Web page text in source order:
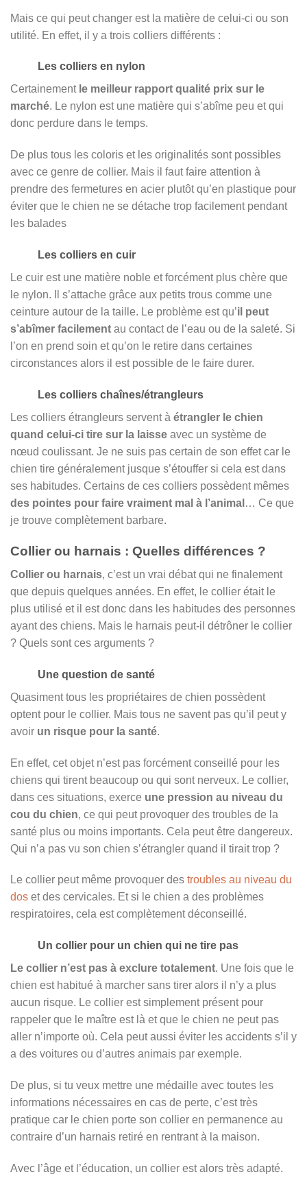
Mais ce qui peut changer est la matière de celui-ci ou son
utilité. En effet, il y a trois colliers différents :
Les colliers en nylon
Certainement le meilleur rapport qualité prix sur le
marché. Le nylon est une matière qui s’abîme peu et qui
donc perdure dans le temps.
De plus tous les coloris et les originalités sont possibles
avec ce genre de collier. Mais il faut faire attention à
prendre des fermetures en acier plutôt qu’en plastique pour
éviter que le chien ne se détache trop facilement pendant
les balades
Les colliers en cuir
Le cuir est une matière noble et forcément plus chère que
le nylon. Il s’attache grâce aux petits trous comme une
ceinture autour de la taille. Le problème est qu’il peut
s’abîmer facilement au contact de l’eau ou de la saleté. Si
l’on en prend soin et qu’on le retire dans certaines
circonstances alors il est possible de le faire durer.
Les colliers chaînes/étrangleurs
Les colliers étrangleurs servent à étrangler le chien
quand celui-ci tire sur la laisse avec un système de
nœud coulissant. Je ne suis pas certain de son effet car le
chien tire généralement jusque s’étouffer si cela est dans
ses habitudes. Certains de ces colliers possèdent mêmes
des pointes pour faire vraiment mal à l’animal … Ce que
je trouve complètement barbare.
Collier ou harnais : Quelles différences ?
Collier ou harnais, c’est un vrai débat qui ne finalement
que depuis quelques années. En effet, le collier était le
plus utilisé et il est donc dans les habitudes des personnes
ayant des chiens. Mais le harnais peut-il détrôner le collier
? Quels sont ces arguments ?
Une question de santé
Quasiment tous les propriétaires de chien possèdent
optent pour le collier. Mais tous ne savent pas qu’il peut y
avoir un risque pour la santé.
En effet, cet objet n’est pas forcément conseillé pour les
chiens qui tirent beaucoup ou qui sont nerveux. Le collier,
dans ces situations, exerce une pression au niveau du
cou du chien, ce qui peut provoquer des troubles de la
santé plus ou moins importants. Cela peut être dangereux.
Qui n’a pas vu son chien s’étrangler quand il tirait trop ?
Le collier peut même provoquer des troubles au niveau du
dos et des cervicales. Et si le chien a des problèmes
respiratoires, cela est complètement déconseillé.
Un collier pour un chien qui ne tire pas
Le collier n’est pas à exclure totalement. Une fois que le
chien est habitué à marcher sans tirer alors il n’y a plus
aucun risque. Le collier est simplement présent pour
rappeler que le maître est là et que le chien ne peut pas
aller n’importe où. Cela peut aussi éviter les accidents s’il y
a des voitures ou d’autres animais par exemple.
De plus, si tu veux mettre une médaille avec toutes les
informations nécessaires en cas de perte, c’est très
pratique car le chien porte son collier en permanence au
contraire d’un harnais retiré en rentrant à la maison.
Avec l’âge et l’éducation, un collier est alors très adapté.